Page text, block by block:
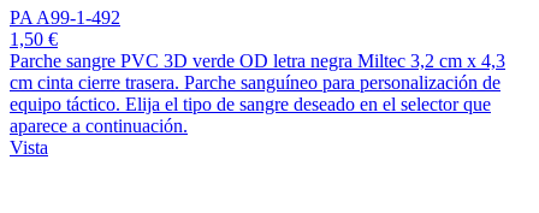
PA A99-1-492
1,50 €
Parche sangre PVC 3D verde OD letra negra Miltec 3,2 cm x 4,3
cm cinta cierre trasera. Parche sanguíneo para personalización de
equipo táctico. Elija el tipo de sangre deseado en el selector que
aparece a continuación.
Vista